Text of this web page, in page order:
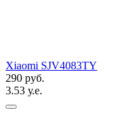
Xiaomi SJV4083TY
290 руб.
3.53 у.е.